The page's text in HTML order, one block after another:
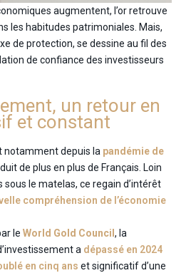
augmentent, l’or retrouve
les habitudes patrimoniales. Mais,
de protection, se dessine au fil des
de confiance des investisseurs
un retour en
et constant
notamment depuis la pandémie de
de plus en plus de Français. Loin
sous le matelas, ce regain d’intérêt
compréhension de l’économie
le World Gold Council , la
a dépassé en 2024
en cinq ans et significatif d’une